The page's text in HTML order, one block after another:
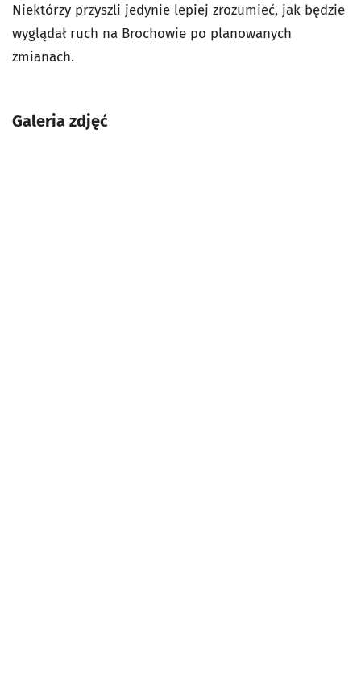
Niektórzy przyszli jedynie lepiej zrozumieć, jak będzie
wyglądał ruch na Brochowie po planowanych
zmianach.
Galeria zdjęć